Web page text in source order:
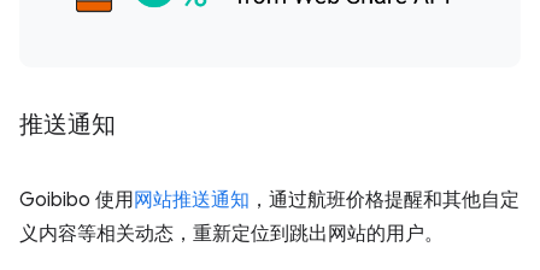
推送通知
Goibibo 使用网站推送通知 ，通过航班价格提醒和其他自定
义内容等相关动态，重新定位到跳出网站的用户。